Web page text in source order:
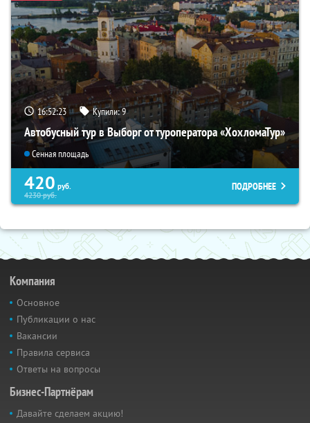
16:52:22 Купили:9
Автобусный тур в Выборг от туроператора «ХохломаТур»
Сенная площадь
420 руб.
4230руб.
ПОДРОБНЕЕ
Компания
Основное
Публикации о нас
Вакансии
Правила сервиса
Ответы на вопросы
Бизнес-Партнёрам
Давайте сделаем акцию!